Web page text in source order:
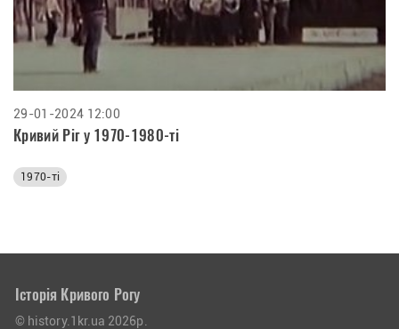
29-01-2024 12:00
Кривий Ріг у 1970-1980-ті
1970-ті
Історія Кривого Рогу
© history.1kr.ua 2026р.